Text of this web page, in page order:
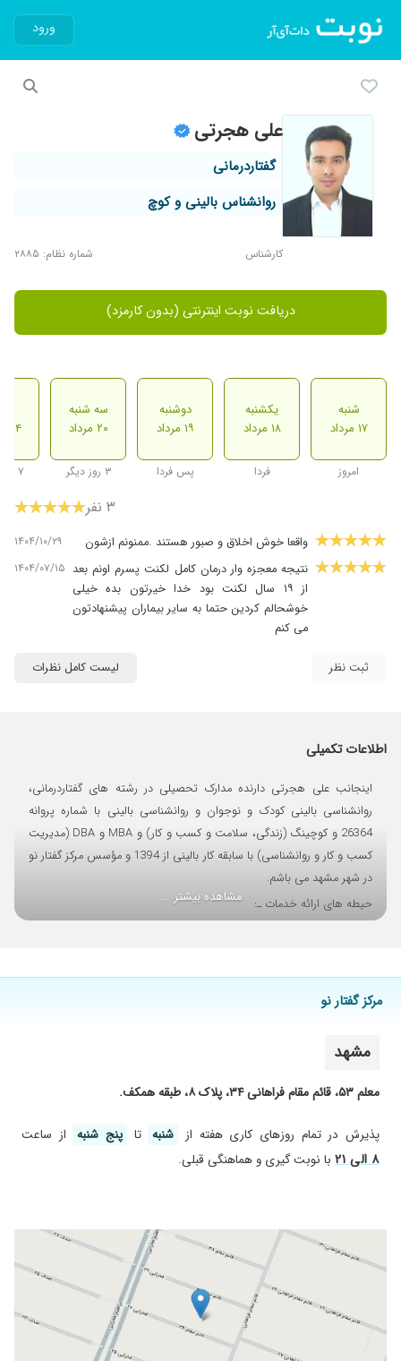
ورود
علی هجرتی
گفتاردرمانی
روانشناس بالینی و کوچ
کارشناس شماره نظام: ۲۸۸۵
دریافت نوبت اینترنتی (بدون کارمزد)
شنبه
۱۷ مرداد
امروز
یکشنبه
۱۸ مرداد
فردا
دوشنبه
۱۹ مرداد
پس فردا
سه شنبه
۲۰ مرداد
۳ روز دیگر
۲۴ مرداد
۷ روز دیگر
۳ نفر
واقعا خوش اخلاق و صبور هستند .ممنونم ازشون ۱۴۰۴/۱۰/۲۹
نتیجه معجزه وار درمان کامل لکنت پسرم اونم بعد
از ۱۹ سال لکنت بود خدا خیرتون بده خیلی
خوشحالم کردین حتما به سایر بیماران پیشنهادتون
می کنم
۱۴۰۴/۰۷/۱۵
ثبت نظر لیست کامل نظرات
اطلاعات تکمیلی
اینجانب علی هجرتی دارنده مدارک تحصیلی در رشته های گفتاردرمانی،
روانشناسی بالینی کودک و نوجوان و روانشناسی بالینی با شماره پروانه
26364 و کوچینگ (زندگی، سلامت و کسب و کار) و MBA و DBA (مدیریت
کسب و کار و روانشناسی) با سابقه کار بالینی از 1394 و مؤسس مرکز گفتار نو
در شهر مشهد می باشم.
حیطه های ارائه خدمات ـ:
بازی درمانی (با رویکردهای دلبستگی محور Theraplay و شناخت رفتاردرمانی
CBPT)
درمانی Schema therapy و شفقت درمانی CFT)
مدار EFCT)
همکف.
مشاهده بیشتر ...
مرکز گفتار نو
مشهد
معلم ۵۳، قائم مقام فراهانی ۳۴، پلاک ۸، طبقه همکف.
پذیرش در تمام روز‌های کاری هفته از شنبه تا پنج شنبه از ساعت
۸ الی ۲۱ با نوبت گیری و هماهنگی قبلی.